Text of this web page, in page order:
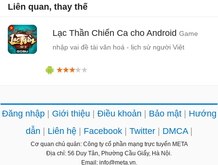
Liên quan, thay thế
Lạc Thần Chiến Ca cho Android Game
nhập vai đề tài văn hoá - lịch sử người Việt
Đăng nhập Giới thiệu Điều khoản Bảo mật
Hướng
dẫn
Liên hệ Facebook Twitter DMCA
Cơ quan chủ quản: Công ty cổ phần mạng trực tuyến META
Địa chỉ: 56 Duy Tân, Phường Cầu Giấy, Hà Nội.
Email: info@meta.vn.